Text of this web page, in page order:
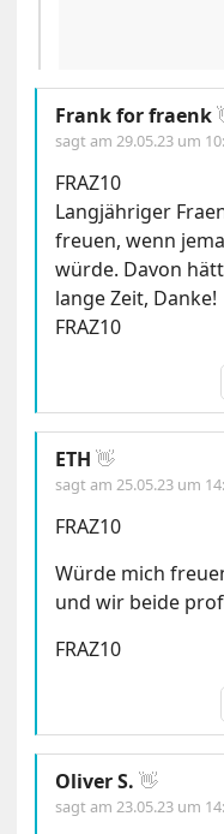
Frank for fraenk
sagt am29.05.23 um
FRAZ10
Langjähriger
freuen, wenn
würde. Davon
lange Zeit, Danke!
FRAZ10
ETH 👋
sagt am25.05.23 um
FRAZ10
Würde mich
und wir beide
FRAZ10
Oliver S. 👋
sagt am23.05.23 um